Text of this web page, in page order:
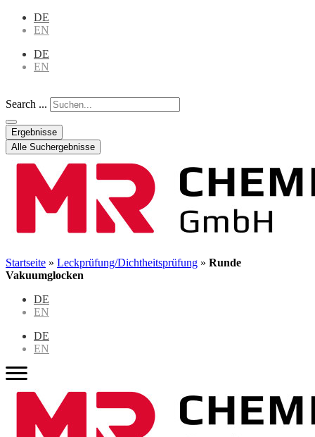
DE
EN
DE
EN
Search ...
Ergebnisse
Alle Suchergebnisse
Startseite » Leckprüfung/Dichtheitsprüfung » Runde
Vakuumglocken
DE
EN
DE
EN